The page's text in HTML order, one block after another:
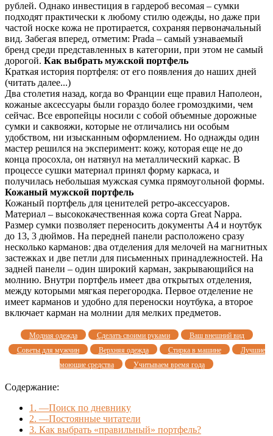
рублей. Однако инвестиция в гардероб весомая – сумки
подходят практически к любому стилю одежды, но даже при
частой носке кожа не протирается, сохраняя первоначальный
вид. Забегая вперед, отметим: Prada – самый узнаваемый
бренд среди представленных в категории, при этом не самый
дорогой. Как выбрать мужской портфель
Краткая история портфеля: от его появления до наших дней
(читать далее...)
Два столетия назад, когда во Франции еще правил Наполеон,
кожаные аксессуары были гораздо более громоздкими, чем
сейчас. Все европейцы носили с собой объемные дорожные
сумки и саквояжи, которые не отличались ни особым
удобством, ни изысканным оформлением. Но однажды один
мастер решился на эксперимент: кожу, которая еще не до
конца просохла, он натянул на металлический каркас. В
процессе сушки материал принял форму каркаса, и
получилась небольшая мужская сумка прямоугольной формы.
Кожаный мужской портфель
Кожаный портфель для ценителей ретро-аксессуаров.
Материал – высококачественная кожа сорта Great Nappa.
Размер сумки позволяет переносить документы А4 и ноутбук
до 13, 3 дюймов. На передней панели расположено сразу
несколько карманов: два отделения для мелочей на магнитных
застежках и две петли для письменных принадлежностей. На
задней панели – один широкий карман, закрывающийся на
молнию. Внутри портфель имеет два открытых отделения,
между которыми мягкая перегородка. Первое отделение не
имеет карманов и удобно для переноски ноутбука, а второе
включает карман на молнии для мелких предметов.
Модная одежда Сделать своими руками
Ваш внешний вид
Советы для мужчин
Верхняя одежда Стирка в машине
Лучшие
моющие средства
Учитываем время года
Содержание:
1. —Поиск по дневнику
2. —Постоянные читатели
3. Как выбрать «правильный» портфель?